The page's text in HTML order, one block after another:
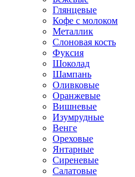
Глянцевые
Кофе с молоком
Металлик
Слоновая кость
Фуксия
Шоколад
Шампань
Оливковые
Оранжевые
Вишневые
Изумрудные
Венге
Ореховые
Янтарные
Сиреневые
Салатовые